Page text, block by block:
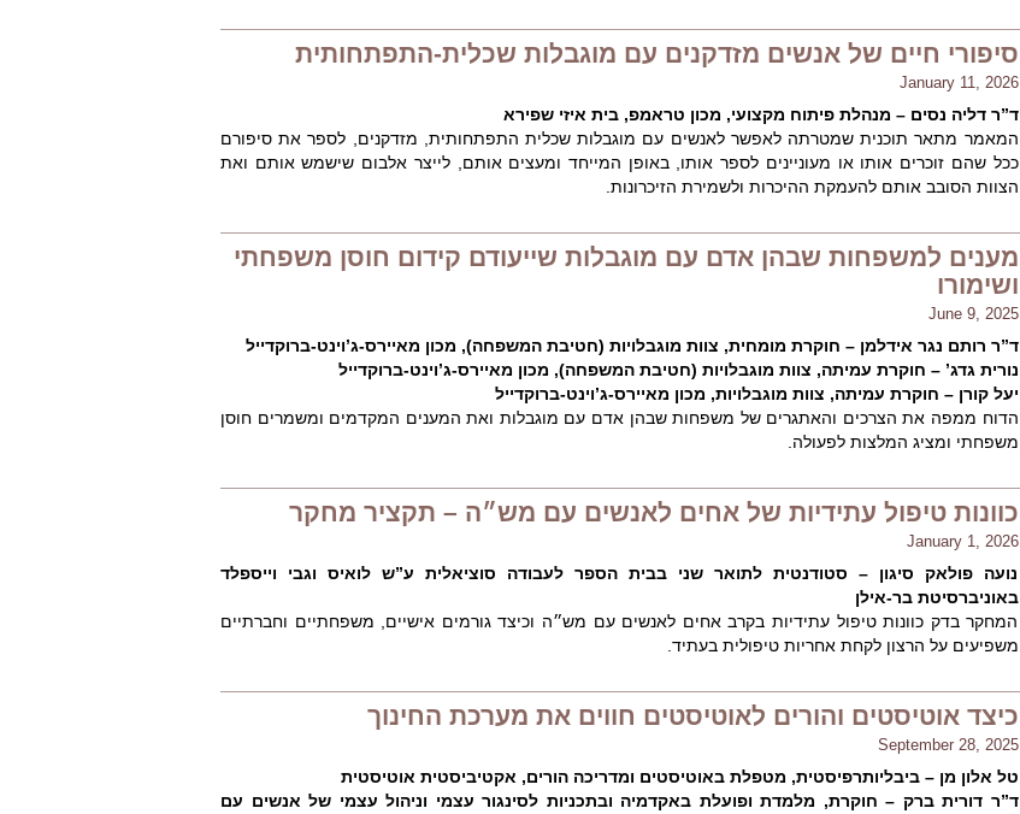
סיפורי חיים של אנשים מזדקנים עם מוגבלות שכלית-התפתחותית
January 11, 2026
ד”ר דליה נסים – מנהלת פיתוח מקצועי, מכון טראמפ, בית איזי שפירא
המאמר מתאר תוכנית שמטרתה לאפשר לאנשים עם מוגבלות שכלית התפתחותית, מזדקנים, לספר את סיפורם
ככל שהם זוכרים אותו או מעוניינים לספר אותו, באופן המייחד ומעצים אותם, לייצר אלבום שישמש אותם ואת
הצוות הסובב אותם להעמקת ההיכרות ולשמירת הזיכרונות.
מענים למשפחות שבהן אדם עם מוגבלות שייעודם קידום חוסן משפחתי
ושימורו
June 9, 2025
ד”ר רותם נגר אידלמן – חוקרת מומחית, צוות מוגבלויות (חטיבת המשפחה), מכון מאיירס-ג’וינט-ברוקדייל
נורית גדג’ – חוקרת עמיתה, צוות מוגבלויות (חטיבת המשפחה), מכון מאיירס-ג’וינט-ברוקדייל
יעל קורן – חוקרת עמיתה, צוות מוגבלויות, מכון מאיירס-ג’וינט-ברוקדייל
הדוח ממפה את הצרכים והאתגרים של משפחות שבהן אדם עם מוגבלות ואת המענים המקדמים ומשמרים חוסן
משפחתי ומציג המלצות לפעולה.
כוונות טיפול עתידיות של אחים לאנשים עם מש״ה – תקציר מחקר
January 1, 2026
נועה פולאק סיגון – סטודנטית לתואר שני בבית הספר לעבודה סוציאלית ע”ש לואיס וגבי וייספלד
באוניברסיטת בר-אילן
המחקר בדק כוונות טיפול עתידיות בקרב אחים לאנשים עם מש״ה וכיצד גורמים אישיים, משפחתיים וחברתיים
משפיעים על הרצון לקחת אחריות טיפולית בעתיד.
כיצד אוטיסטים והורים לאוטיסטים חווים את מערכת החינוך
September 28, 2025
טל אלון מן – ביבליותרפיסטית, מטפלת באוטיסטים ומדריכה הורים, אקטיביסטית אוטיסטית
ד”ר דורית ברק – חוקרת, מלמדת ופועלת באקדמיה ובתכניות לסינגור עצמי וניהול עצמי של אנשים עם